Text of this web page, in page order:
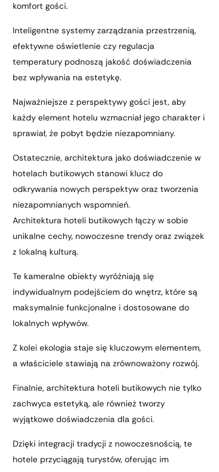
komfort gości.
Inteligentne systemy zarządzania przestrzenią,
efektywne oświetlenie czy regulacja
temperatury podnoszą jakość doświadczenia
bez wpływania na estetykę.
Najważniejsze z perspektywy gości jest, aby
każdy element hotelu wzmacniał jego charakter i
sprawiał, że pobyt będzie niezapomniany.
Ostatecznie, architektura jako doświadczenie w
hotelach butikowych stanowi klucz do
odkrywania nowych perspektyw oraz tworzenia
niezapomnianych wspomnień.
Architektura hoteli butikowych łączy w sobie
unikalne cechy, nowoczesne trendy oraz związek
z lokalną kulturą.
Te kameralne obiekty wyróżniają się
indywidualnym podejściem do wnętrz, które są
maksymalnie funkcjonalne i dostosowane do
lokalnych wpływów.
Z kolei ekologia staje się kluczowym elementem,
a właściciele stawiają na zrównoważony rozwój.
Finalnie, architektura hoteli butikowych nie tylko
zachwyca estetyką, ale również tworzy
wyjątkowe doświadczenia dla gości.
Dzięki integracji tradycji z nowoczesnością, te
hotele przyciągają turystów, oferując im